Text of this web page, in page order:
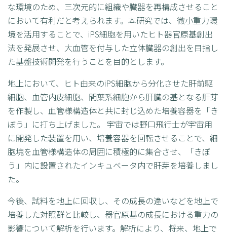
な環境のため、三次元的に組織や臓器を再構成させること
において有利だと考えられます。本研究では、微小重力環
境を活用することで、iPS細胞を用いたヒト器官原基創出
法を発展させ、大血管を付与した立体臓器の創出を目指し
た基盤技術開発を行うことを目的とします。
地上において、ヒト由来のiPS細胞から分化させた肝前駆
細胞、血管内皮細胞、間葉系細胞から肝臓の基となる肝芽
を作製し、血管様構造体と共に封じ込めた培養容器を「き
ぼう」に打ち上げました。 宇宙では野口飛行士が宇宙用
に開発した装置を用い、培養容器を回転させることで、細
胞塊を血管様構造体の周囲に積極的に集合させ、「きぼ
う」内に設置されたインキュベータ内で肝芽を培養しまし
た。
今後、試料を地上に回収し、その成長の違いなどを地上で
培養した対照群と比較し、器官原基の成長における重力の
影響について解析を行います。解析により、将来、地上で